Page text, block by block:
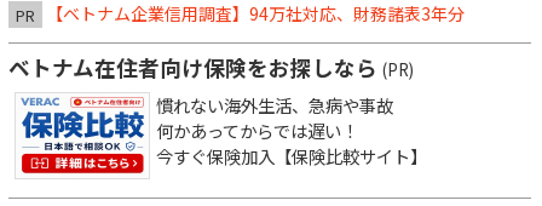
PR 【ベトナム企業信用調査】94万社対応、財務諸表3年分
ベトナム在住者向け保険をお探しなら (PR)
慣れない海外生活、急病や事故
何かあってからでは遅い！
今すぐ保険加入【保険比較サイト】